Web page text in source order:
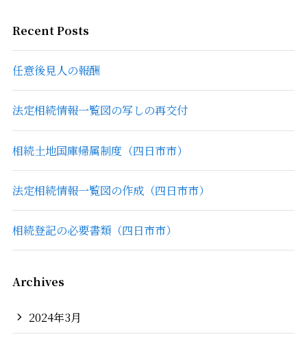
Recent Posts
任意後見人の報酬
法定相続情報一覧図の写しの再交付
相続土地国庫帰属制度（四日市市）
法定相続情報一覧図の作成（四日市市）
相続登記の必要書類（四日市市）
Archives
2024年3月